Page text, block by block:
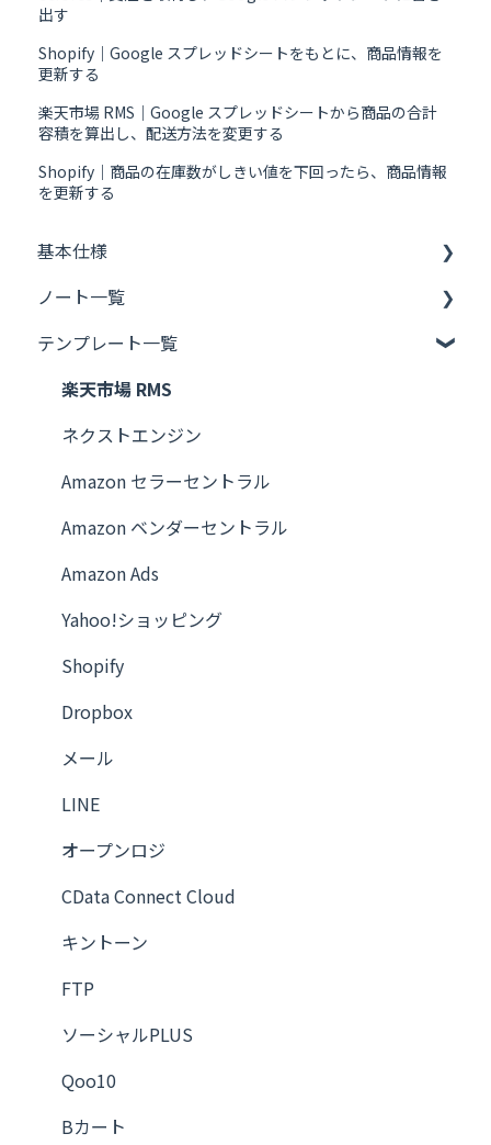
出す
Shopify｜Google スプレッドシートをもとに、商品情報を
更新する
楽天市場 RMS｜Google スプレッドシートから商品の合計
容積を算出し、配送方法を変更する
Shopify｜商品の在庫数がしきい値を下回ったら、商品情報
を更新する
基本仕様
フレーズのつくりかた
ノート一覧
OpenAI
ネクストエンジン
楽天市場 RMS
Yahoo!ショッピング
Amazon セラーセントラル
Amazon ベンダーセントラル
Amazon Ads
Shopify
Google スプレッドシート
メール
Slack
LINE
Chatwork
Google マップ
フロー
ユーティリティ
トリガー
ソーシャルPLUS
テンプレート一覧
楽天市場 RMS
ネクストエンジン
Amazon セラーセントラル
Amazon ベンダーセントラル
Amazon Ads
Yahoo!ショッピング
Shopify
Dropbox
メール
LINE
オープンロジ
CData Connect Cloud
キントーン
FTP
ソーシャルPLUS
Qoo10
Bカート